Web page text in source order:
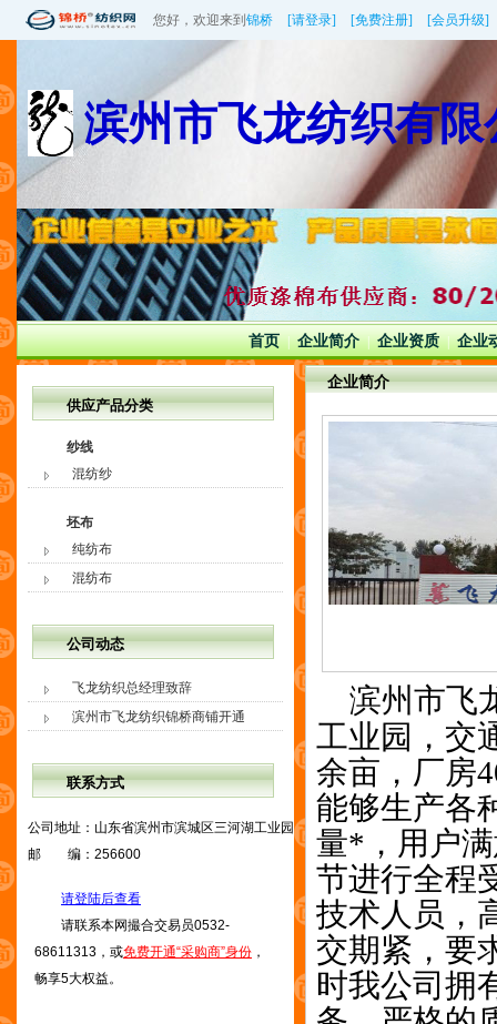
您好，欢迎来到 锦桥 [请登录] [免费注册] [会员升级]
滨州市飞龙纺织有限
首页 | 企业简介 | 企业资质 | 企业
供应产品分类
纱线
混纺纱
坯布
纯纺布
混纺布
公司动态
飞龙纺织总经理致辞
滨州市飞龙纺织锦桥商铺开通
联系方式
公司地址： 山东省滨州市滨城区三河湖工业园
邮 编： 256600
请登陆后查看
请联系本网撮合交易员0532-
68611313，或免费开通“采购商”身份 ，
畅享5大权益。
企业简介
滨州市飞
工业园，交
余亩，厂房
能够生产各
量*，用户
节进行全程
技术人员，
交期紧，要
时我公司拥